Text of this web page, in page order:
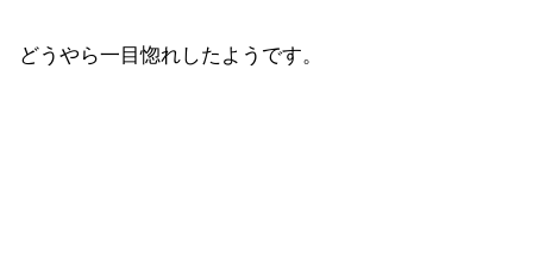
どうやら一目惚れしたようです。